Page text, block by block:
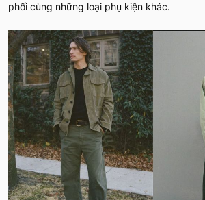
phối cùng những loại phụ kiện khác.